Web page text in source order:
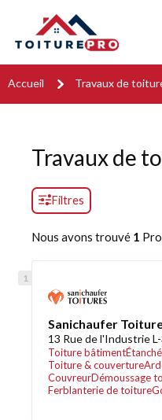
Accueil Travaux de
Travaux de
Filtres
Nous avons trouvé 1
Sanichaufer
13 Rue de l'Industrie
Toiture bâtiment
Toiture & couverture
CouvreurDémoussage
Ferblanterie de toiture